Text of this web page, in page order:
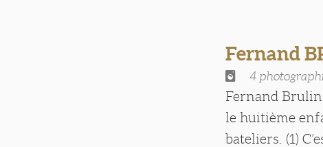
Fernand
4
Fernand Brulin
le huitième
bateliers. (1)